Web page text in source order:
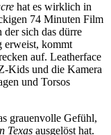
hat es wirklich in
74 Minuten Film
sich das dürre
erweist, kommt
auf. Leatherface
Kids und die Kamera
und Torsos
grauenvolle Gefühl,
Texas ausgelöst hat.